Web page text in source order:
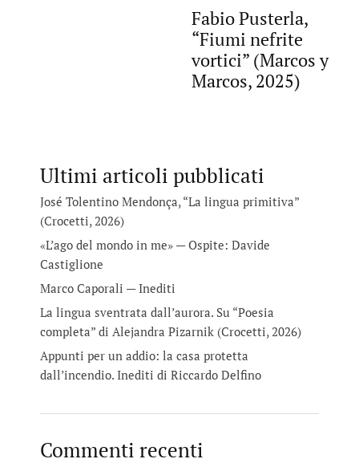
Fabio Pusterla,
“Fiumi nefrite
vortici” (Marcos y
Marcos, 2025)
Ultimi articoli pubblicati
José Tolentino Mendonça, “La lingua primitiva”
(Crocetti, 2026)
«L’ago del mondo in me» — Ospite: Davide
Castiglione
Marco Caporali — Inediti
La lingua sventrata dall’aurora. Su “Poesia
completa” di Alejandra Pizarnik (Crocetti, 2026)
Appunti per un addio: la casa protetta
dall’incendio. Inediti di Riccardo Delfino
Commenti recenti